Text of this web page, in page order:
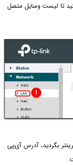
تا لیست وسایل متصل
بگردید، آدرس آی‌پی